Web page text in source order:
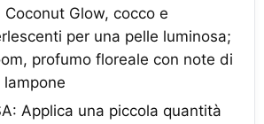
Glow, cocco e
per una pelle luminosa;
profumo floreale con note di
Applica una piccola quantità